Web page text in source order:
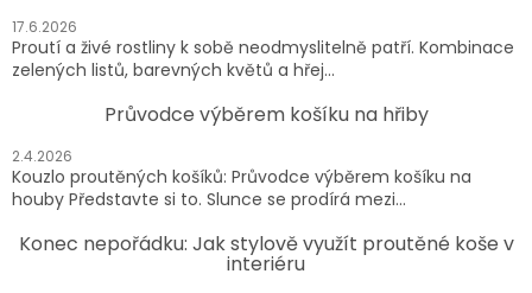
17.6.2026
Proutí a živé rostliny k sobě neodmyslitelně patří. Kombinace
zelených listů, barevných květů a hřej...
Průvodce výběrem košíku na hřiby
2.4.2026
Kouzlo proutěných košíků: Průvodce výběrem košíku na
houby Představte si to. Slunce se prodírá mezi...
Konec nepořádku: Jak stylově využít proutěné koše v
interiéru